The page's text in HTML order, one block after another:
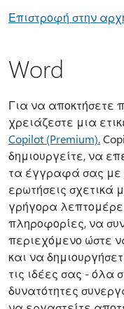
Επιστροφή στην
Word
Για να αποκτήσετε
χρειάζεστε μια
Copilot (Premium).
δημιουργείτε, να
τα έγγραφά σας με
ερωτήσεις σχετικά
γρήγορα
πληροφορίες, να
περιεχόμενο ώστε
και να
τις ιδέες σας - όλα
δυνατότητες